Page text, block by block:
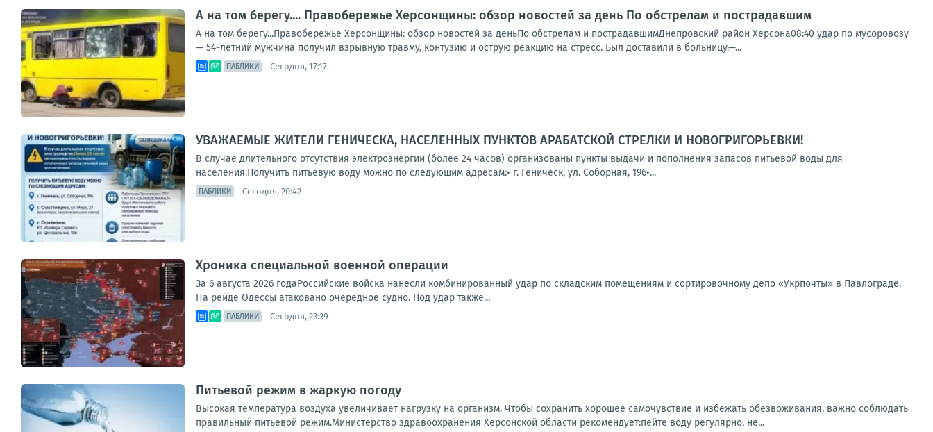
А на том берегу.... Правобережье Херсонщины: обзор новостей за день По обстрелам и пострадавшим
А на том берегу...Правобережье Херсонщины: обзор новостей за деньПо обстрелам и пострадавшимДнепровский район Херсона08:40 удар по мусоровозу
— 54-летний мужчина получил взрывную травму, контузию и острую реакцию на стресс. Был доставили в больницу.—...
ПАБЛИКИ Сегодня, 17:17
УВАЖАЕМЫЕ ЖИТЕЛИ ГЕНИЧЕСКА, НАСЕЛЕННЫХ ПУНКТОВ АРАБАТСКОЙ СТРЕЛКИ И НОВОГРИГОРЬЕВКИ!
В случае длительного отсутствия электроэнергии (более 24 часов) организованы пункты выдачи и пополнения запасов питьевой воды для
населения.Получить питьевую воду можно по следующим адресам:• г. Геническ, ул. Соборная, 196•...
ПАБЛИКИ Сегодня, 20:42
Хроника специальной военной операции
За 6 августа 2026 годаРоссийские войска нанесли комбинированный удар по складским помещениям и сортировочному депо «Укрпочты» в Павлограде.
На рейде Одессы атаковано очередное судно. Под удар также...
ПАБЛИКИ Сегодня, 23:39
Питьевой режим в жаркую погоду
Высокая температура воздуха увеличивает нагрузку на организм. Чтобы сохранить хорошее самочувствие и избежать обезвоживания, важно соблюдать
правильный питьевой режим.Министерство здравоохранения Херсонской области рекомендует:пейте воду регулярно, не...